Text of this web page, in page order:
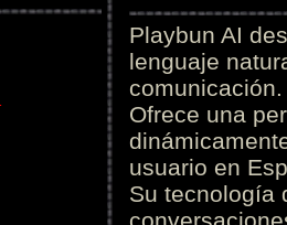
Playbun AI
lenguaje
comunicación.
Ofrece una
usuario en
Su tecnología